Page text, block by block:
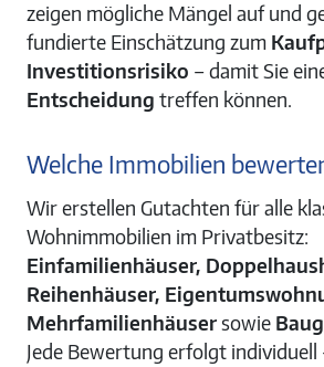
zeigen mögliche Mängel auf und
fundierte Einschätzung zum
Investitionsrisiko – damit Sie
Entscheidung treffen können.
Welche Immobilien
Wir erstellen Gutachten für alle
Wohnimmobilien im Privatbesitz:
Einfamilienhäuser,
Reihenhäuser,
Mehrfamilienhäusersowie
Jede Bewertung erfolgt